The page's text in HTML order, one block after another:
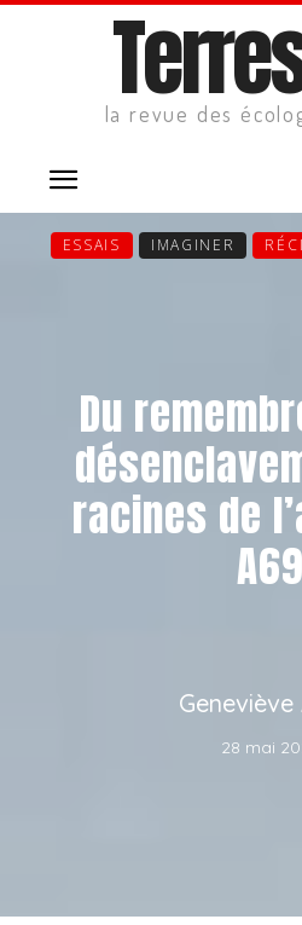
la revue des
ESSAIS IMAGINER
Du
racines de
A69
Geneviève
28 mai